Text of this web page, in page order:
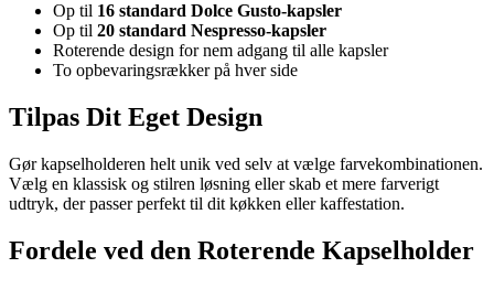
Op til 16 standard Dolce Gusto-kapsler
Op til 20 standard Nespresso-kapsler
Roterende design for nem adgang til alle kapsler
To opbevaringsrækker på hver side
Tilpas Dit Eget Design
Gør kapselholderen helt unik ved selv at vælge farvekombinationen.
Vælg en klassisk og stilren løsning eller skab et mere farverigt
udtryk, der passer perfekt til dit køkken eller kaffestation.
Fordele ved den Roterende Kapselholder